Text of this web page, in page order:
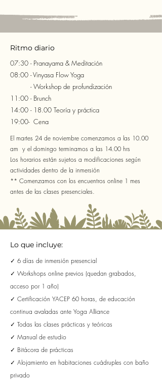
Ritmo diario
07:30 - Pranayama & Meditación
08:00 - Vinyasa Flow Yoga
- Workshop de profundización
11:00 - Brunch
14:00 - 18.00 Teoría y práctica
19:00- Cena
El martes 24 de noviembre comenzamos a las 10.00
am y el domingo terminamos a las 14.00 hrs
Los horarios están sujetos a modificaciones según
actividades dentro de la inmersión
** Comenzamos con los encuentros online 1 mes
antes de las clases presenciales.
Lo que incluye:
✓ 6 días de inmersión presencial
✓ Workshops online previos (quedan grabados,
acceso por 1 año)
✓ Certificación YACEP 60 horas, de educación
continua avaladas ante Yoga Alliance
✓ Todas las clases prácticas y teóricas
✓ Manual de estudio
✓ Bitácora de prácticas​
✓ Alojamiento en habitaciones cuádruples con baño
privado